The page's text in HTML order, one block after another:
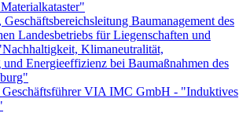
Geschäftsbereichsleitung Baumanagement des
Landesbetriebs für Liegenschaften und
Klimaneutralität,
Energieeffizienz bei Baumaßnahmen des
Geschäftsführer VIA IMC GmbH - "Induktives